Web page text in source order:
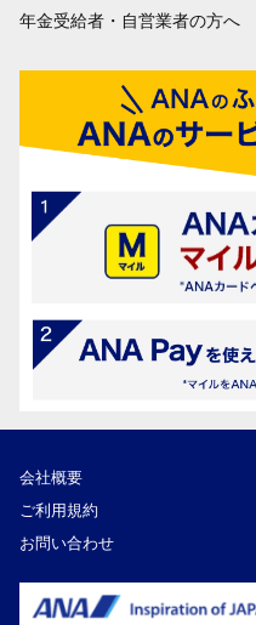
年金受給者・自営業者の方へ
会社概要
ご利用規約
お問い合わせ